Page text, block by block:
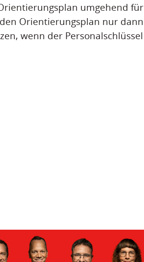
umgehend für
Orientierungsplan nur dann
wenn der Personalschlüssel